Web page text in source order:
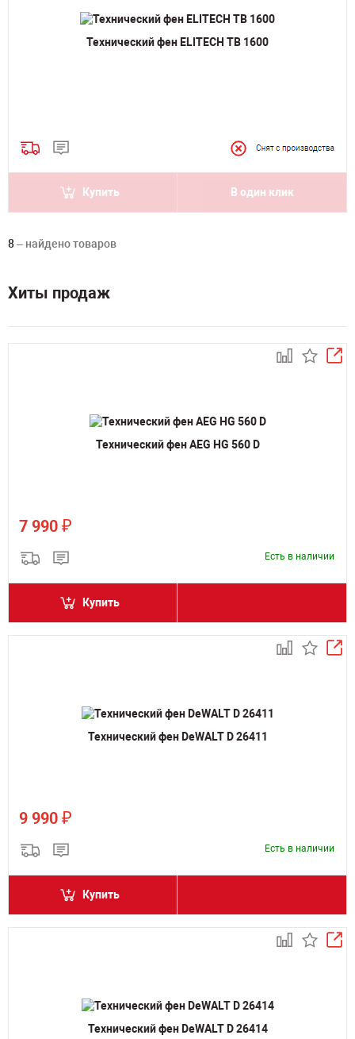
Технический фен ELITECH ТВ 1600
Купить В один клик
8– найдено товаров
Хиты продаж
Технический фен AEG HG 560 D
7 990 ₽
Есть в наличии
Купить
Технический фен DeWALT D 26411
9 990 ₽
Есть в наличии
Купить
Технический фен DeWALT D 26414